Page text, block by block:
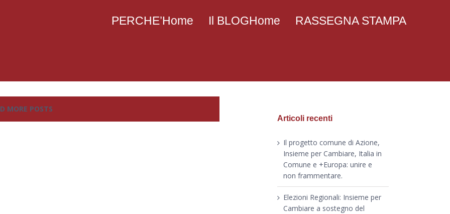
PERCHE’Home Il BLOGHome RASSEGNA STAMPA
MORE POSTS
Articoli recenti
Il progetto comune di Azione,
Insieme per Cambiare, Italia in
Comune e +Europa: unire e
non frammentare.
Elezioni Regionali: Insieme per
Cambiare a sostegno del